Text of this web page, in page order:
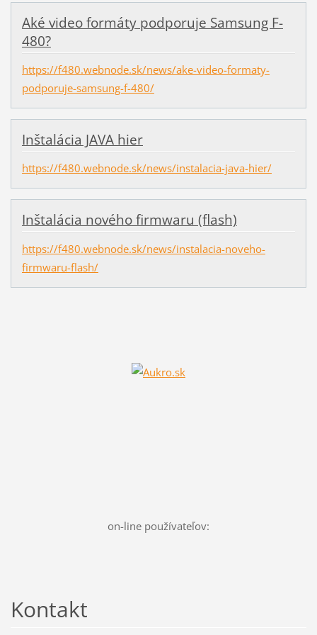
Aké video formáty podporuje Samsung F-
480?
https://f480.webnode.sk/news/ake-video-formaty-
podporuje-samsung-f-480/
Inštalácia JAVA hier
https://f480.webnode.sk/news/instalacia-java-hier/
Inštalácia nového firmwaru (flash)
https://f480.webnode.sk/news/instalacia-noveho-
firmwaru-flash/
on-line používateľov:
Kontakt